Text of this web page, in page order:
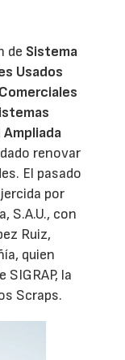
de Sistema
Usados
renovar
El pasado
por
S.A.U., con
Ruiz,
quien
la
Scraps.